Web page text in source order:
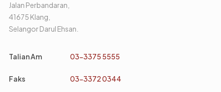
Jalan Perbandaran,
41675 Klang,
Selangor Darul Ehsan.
Talian Am 03-3375 5555
Faks 03-3372 0344